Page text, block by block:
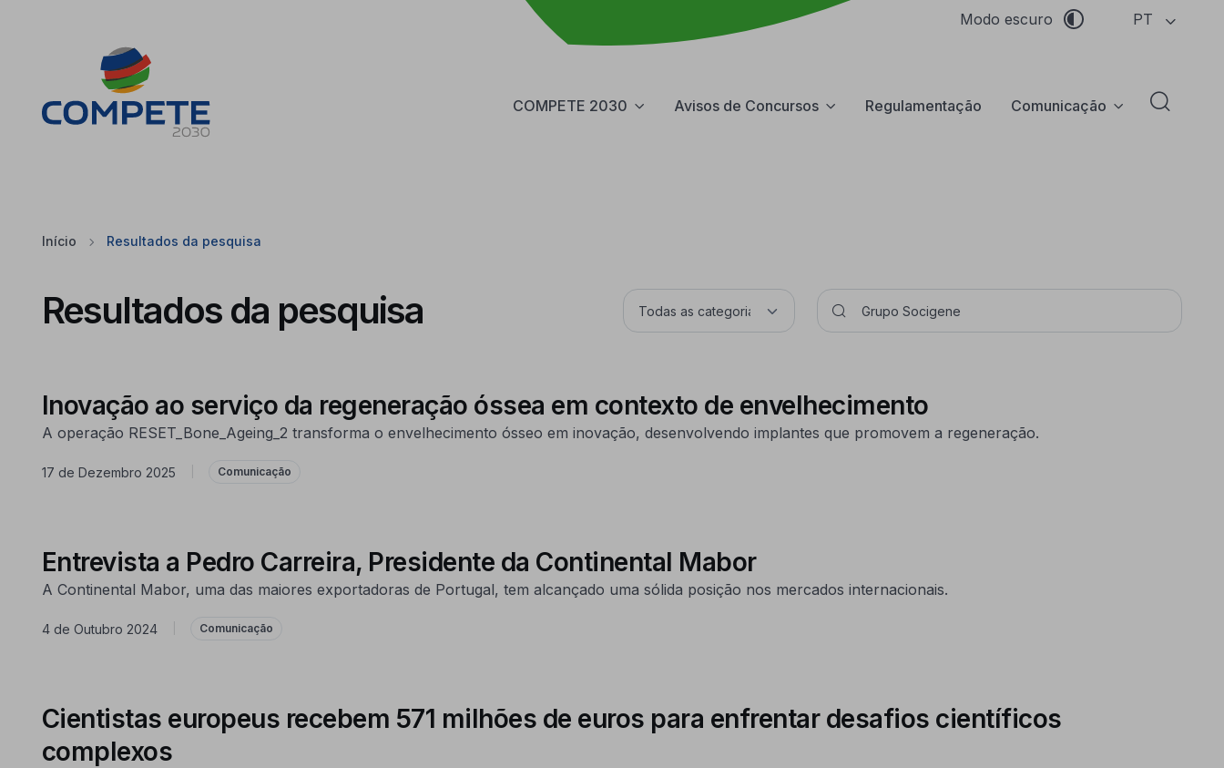
Modo escuro PT
COMPETE 2030 Avisos de Concursos Regulamentação Comunicação Abrir
Início Resultados da pesquisa
Resultados da pesquisa
Inovação ao serviço da regeneração óssea em contexto de envelhecimento
A operação RESET_Bone_Ageing_2 transforma o envelhecimento ósseo em inovação, desenvolvendo implantes que promovem a regeneração.
17 de Dezembro 2025 Comunicação
Entrevista a Pedro Carreira, Presidente da Continental Mabor
A Continental Mabor, uma das maiores exportadoras de Portugal, tem alcançado uma sólida posição nos mercados internacionais.
4 de Outubro 2024 Comunicação
Cientistas europeus recebem 571 milhões de euros para enfrentar desafios científicos
complexos